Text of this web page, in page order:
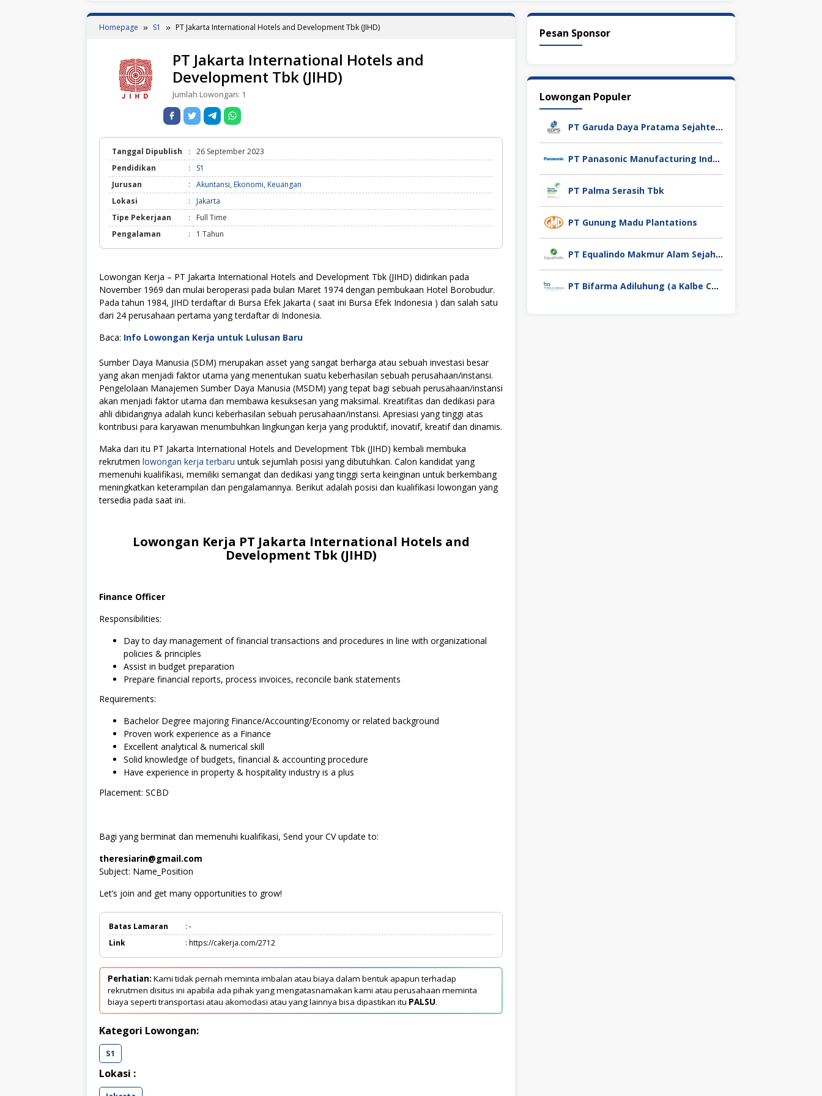
Homepage S1 PT Jakarta International Hotels and Development Tbk (JIHD)
PT Jakarta International Hotels and
Development Tbk (JIHD)
Jumlah Lowongan: 1
Tanggal Dipublish :
26 September 2023
Pendidikan
:
S1
Jurusan
: Akuntansi, Ekonomi, Keuangan
Lokasi
:
Jakarta
Tipe Pekerjaan
:
Full Time
Pengalaman
: 1 Tahun
Lowongan Kerja – PT Jakarta International Hotels and Development Tbk (JIHD) didirikan pada
November 1969 dan mulai beroperasi pada bulan Maret 1974 dengan pembukaan Hotel Borobudur.
Pada tahun 1984, JIHD terdaftar di Bursa Efek Jakarta ( saat ini Bursa Efek Indonesia ) dan salah satu
dari 24 perusahaan pertama yang terdaftar di Indonesia.
Baca: Info Lowongan Kerja untuk Lulusan Baru
Sumber Daya Manusia (SDM) merupakan asset yang sangat berharga atau sebuah investasi besar
yang akan menjadi faktor utama yang menentukan suatu keberhasilan sebuah perusahaan/instansi.
Pengelolaan Manajemen Sumber Daya Manusia (MSDM) yang tepat bagi sebuah perusahaan/instansi
akan menjadi faktor utama dan membawa kesuksesan yang maksimal. Kreatifitas dan dedikasi para
ahli dibidangnya adalah kunci keberhasilan sebuah perusahaan/instansi. Apresiasi yang tinggi atas
kontribusi para karyawan menumbuhkan lingkungan kerja yang produktif, inovatif, kreatif dan dinamis.
Maka dari itu PT Jakarta International Hotels and Development Tbk (JIHD) kembali membuka
rekrutmen lowongan kerja terbaru untuk sejumlah posisi yang dibutuhkan. Calon kandidat yang
memenuhi kualifikasi, memiliki semangat dan dedikasi yang tinggi serta keinginan untuk berkembang
meningkatkan keterampilan dan pengalamannya. Berikut adalah posisi dan kualifikasi lowongan yang
tersedia pada saat ini.
Lowongan Kerja PT Jakarta International Hotels and
Development Tbk (JIHD)
Finance Officer
Responsibilities:
Day to day management of financial transactions and procedures in line with organizational
policies & principles
Assist in budget preparation
Prepare financial reports, process invoices, reconcile bank statements
Requirements:
Bachelor Degree majoring Finance/Accounting/Economy or related background
Proven work experience as a Finance
Excellent analytical & numerical skill
Solid knowledge of budgets, financial & accounting procedure
Have experience in property & hospitality industry is a plus
Placement: SCBD
Bagi yang berminat dan memenuhi kualifikasi, Send your CV update to:
theresiarin@gmail.com
Subject: Name_Position
Let’s join and get many opportunities to grow!
Batas Lamaran
: -
Link
: https://cakerja.com/2712
Perhatian: Kami tidak pernah meminta imbalan atau biaya dalam bentuk apapun terhadap
rekrutmen disitus ini apabila ada pihak yang mengatasnamakan kami atau perusahaan meminta
biaya seperti transportasi atau akomodasi atau yang lainnya bisa dipastikan itu PALSU.
Kategori Lowongan:
S1
Lokasi :
Pesan Sponsor
Lowongan Populer
PT Garuda Daya Pratama Sejahtera
PT Panasonic Manufacturing Indonesia
PT Palma Serasih Tbk
PT Gunung Madu Plantations
PT Equalindo Makmur Alam Sejahtera (Equalindo Group)
PT Bifarma Adiluhung (a Kalbe Company)